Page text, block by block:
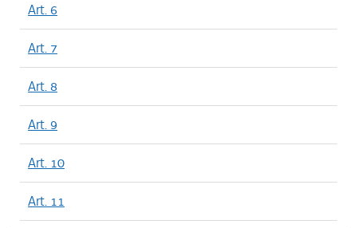
Art. 6
Art. 7
Art. 8
Art. 9
Art. 10
Art. 11